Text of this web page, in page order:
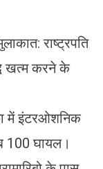
राष्ट्रपति
खत्म करने के
में इंटरओशनिक
100 घायल।